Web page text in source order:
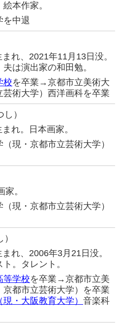
本作家。
を中退
れ、2021年11月13日没。
は演出家の和田勉。
校を卒業→京都市立美術大
芸術大学）西洋画科を卒業
）
れ。日本画家。
現・京都市立芸術大学）
。
現・京都市立芸術大学）
れ、2006年3月21日没。
。タレント。
等学校を卒業→京都市立美
京都市立芸術大学）を卒業
・大阪教育大学） 音楽科